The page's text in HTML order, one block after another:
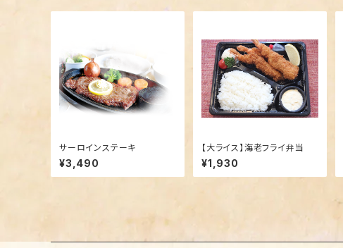
サーロインステーキ
¥3,490
【大ライス】海老フライ弁当
¥1,930